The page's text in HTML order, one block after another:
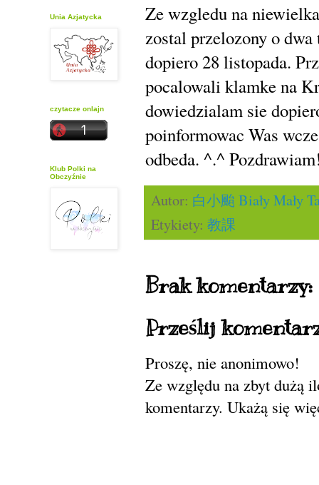
Ze wzgledu na
zostal przelozony o
dopiero 28 listopada.
pocalowali klamke na
dowiedzialam sie
poinformowac Was
odbeda. ^.^
Autor: 白小颱 Biały Mały
Etykiety: 教課
Brak komentarzy:
Prześlij
Proszę, nie anonimowo!
Ze względu na zbyt dużą
komentarzy. Ukażą się
Unia Azjatycka
czytacze onlajn
Klub Polki na
Obczyźnie